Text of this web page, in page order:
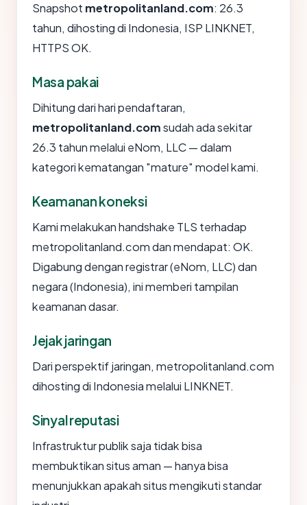
Snapshot metropolitanland.com: 26.3
tahun, dihosting di Indonesia, ISP LINKNET,
HTTPS OK.
Masa pakai
Dihitung dari hari pendaftaran,
metropolitanland.comsudah ada sekitar
26.3 tahun melalui eNom, LLC — dalam
kategori kematangan "mature" model kami.
Keamanan koneksi
Kami melakukan handshake TLS terhadap
metropolitanland.com dan mendapat: OK.
Digabung dengan registrar (eNom, LLC) dan
negara (Indonesia), ini memberi tampilan
keamanan dasar.
Jejak jaringan
Dari perspektif jaringan, metropolitanland.com
dihosting di Indonesia melalui LINKNET.
Sinyal reputasi
Infrastruktur publik saja tidak bisa
membuktikan situs aman — hanya bisa
menunjukkan apakah situs mengikuti standar